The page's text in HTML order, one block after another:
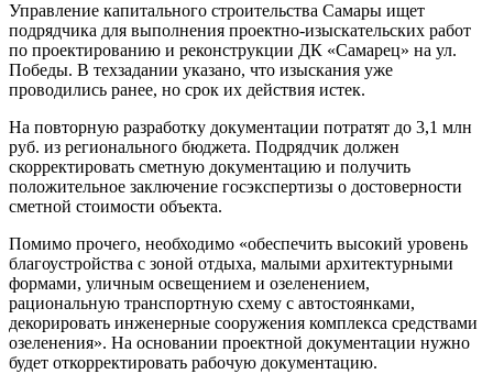
Управление капитального строительства Самары ищет
подрядчика для выполнения проектно-изыскательских работ
по проектированию и реконструкции ДК «Самарец» на ул.
Победы. В техзадании указано, что изыскания уже
проводились ранее, но срок их действия истек.
На повторную разработку документации потратят до 3,1 млн
руб. из регионального бюджета. Подрядчик должен
скорректировать сметную документацию и получить
положительное заключение госэкспертизы о достоверности
сметной стоимости объекта.
Помимо прочего, необходимо «обеспечить высокий уровень
благоустройства с зоной отдыха, малыми архитектурными
формами, уличным освещением и озеленением,
рациональную транспортную схему с автостоянками,
декорировать инженерные сооружения комплекса средствами
озеленения». На основании проектной документации нужно
будет откорректировать рабочую документацию.